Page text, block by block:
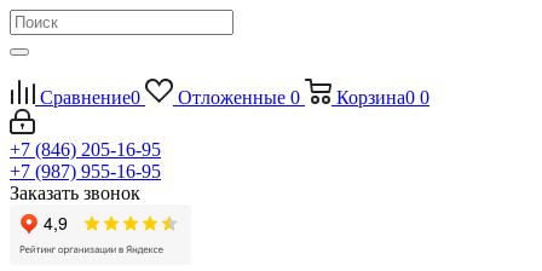
Сравнение0 Отложенные 0 Корзина0 0
+7 (846) 205-16-95
+7 (987) 955-16-95
Заказать звонок